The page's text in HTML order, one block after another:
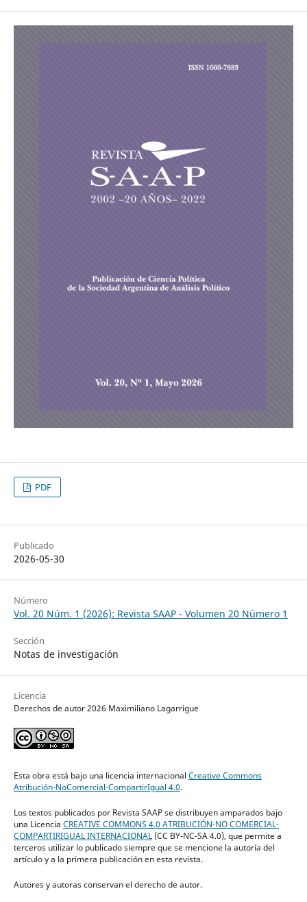
PDF
Publicado
2026-05-30
Número
Vol. 20 Núm. 1 (2026): Revista SAAP - Volumen 20 Número 1
Sección
Notas de investigación
Licencia
Derechos de autor 2026 Maximiliano Lagarrigue
Esta obra está bajo una licencia internacional Creative Commons
Atribución-NoComercial-CompartirIgual 4.0.
Los textos publicados por Revista SAAP se distribuyen amparados bajo
una Licencia CREATIVE COMMONS 4.0 ATRIBUCIÓN-NO COMERCIAL-
COMPARTIRIGUAL INTERNACIONAL (CC BY-NC-SA 4.0), que permite a
terceros utilizar lo publicado siempre que se mencione la autoría del
artículo y a la primera publicación en esta revista.
Autores y autoras conservan el derecho de autor.